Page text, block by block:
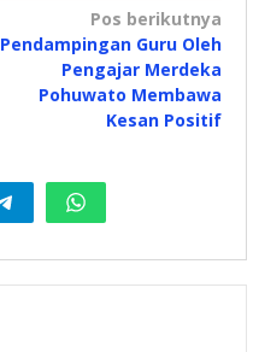
Pos berikutnya
Pendampingan Guru Oleh
Pengajar Merdeka
Pohuwato Membawa
Kesan Positif